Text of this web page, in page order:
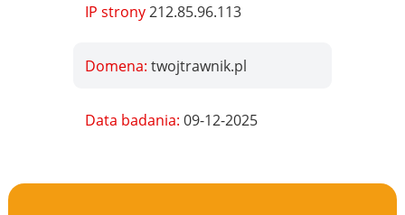
IP strony212.85.96.113
Domena:twojtrawnik.pl
Data badania:09-12-2025